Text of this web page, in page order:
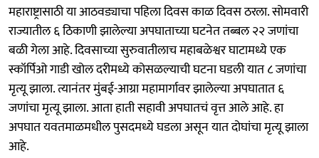
महाराष्ट्रासाठी या आठवड्याचा पहिला दिवस काळ दिवस ठरला. सोमवारी
राज्यातील ६ ठिकाणी झालेल्या अपघाताच्या घटनेत तब्बल २२ जणांचा
बळी गेला आहे. दिवसाच्या सुरुवातीलाच महाबळेश्वर घाटामध्ये एक
स्कॉर्पिओ गाडी खोल दरीमध्ये कोसळल्याची घटना घडली यात ८ जणांचा
मृत्यू झाला. त्यानंतर मुंबई-आग्रा महामार्गावर झालेल्या अपघातात ६
जणांचा मृत्यू झाला. आता हाती सहावी अपघातचं वृत्त आले आहे. हा
अपघात यवतमाळमधील पुसदमध्ये घडला असून यात दोघांचा मृत्यू झाला
आहे.